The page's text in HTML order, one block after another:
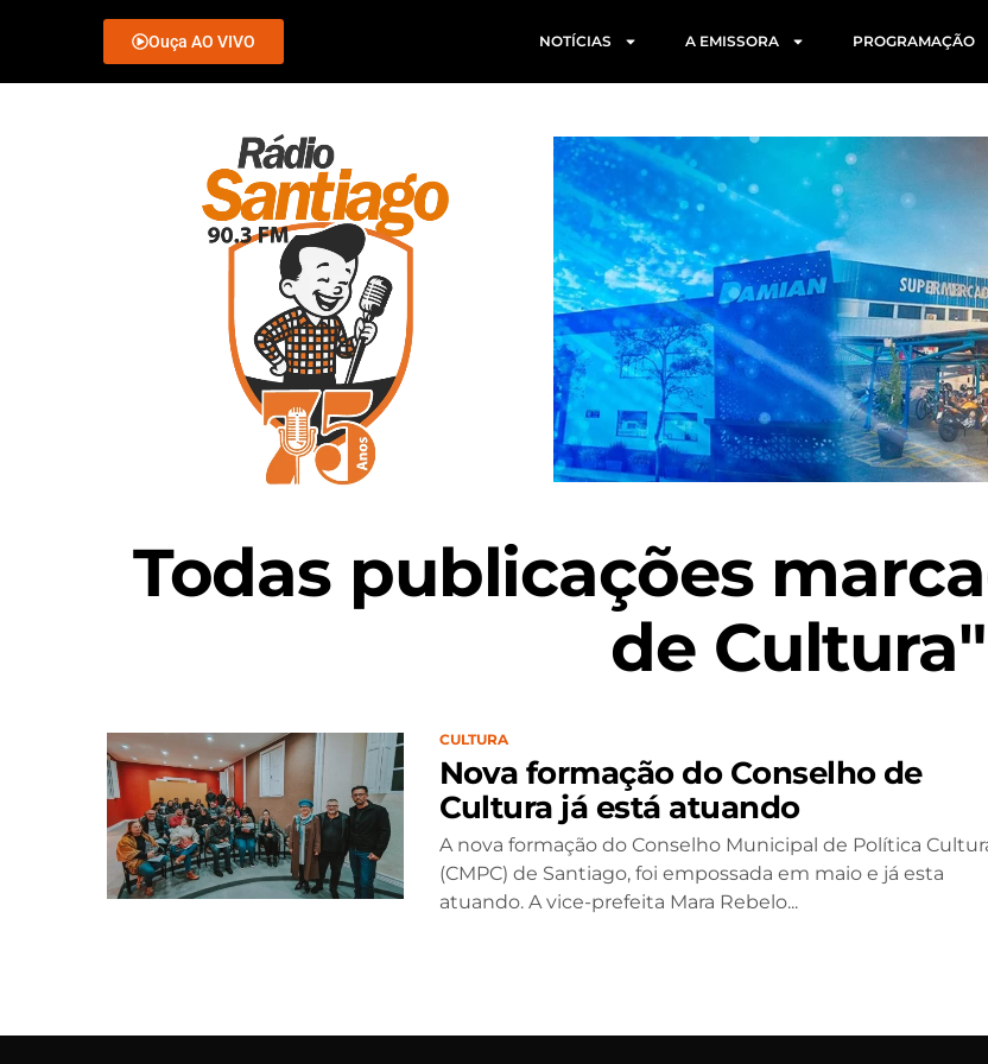
Ouça AO VIVO NOTÍCIAS A EMISSORA PROGRAMAÇÃO
Todas publicações
de Cultura"
CULTURA
Nova formação do Conselho de
Cultura já está atuando
A nova formação do Conselho Municipal de Política
(CMPC) de Santiago, foi empossada em maio e já esta
atuando. A vice-prefeita Mara Rebelo...